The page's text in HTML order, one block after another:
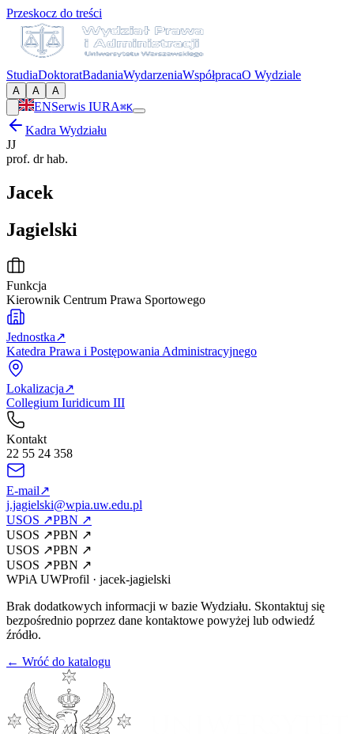
Przeskocz do treści
StudiaDoktoratBadaniaWydarzeniaWspółpracaO Wydziale
A A A
ENSerwis IURA⌘K
Kadra Wydziału
JJ
prof. dr hab.
Jacek
Jagielski
Funkcja
Kierownik Centrum Prawa Sportowego
Jednostka↗
Katedra Prawa i Postępowania Administracyjnego
Lokalizacja↗
Collegium Iuridicum III
Kontakt
22 55 24 358
E-mail↗
j.jagielski@wpia.uw.edu.pl
USOS ↗PBN ↗
USOS ↗PBN ↗
USOS ↗PBN ↗
USOS ↗PBN ↗
WPiA UWProfil · jacek-jagielski
Brak dodatkowych informacji w bazie Wydziału. Skontaktuj się
bezpośrednio poprzez dane kontaktowe powyżej lub odwiedź
źródło.
← Wróć do katalogu